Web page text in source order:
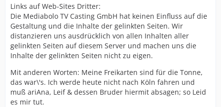
Links auf Web-Sites Dritter:
Die Mediabolo TV Casting GmbH hat keinen Einfluss auf die
Gestaltung und die Inhalte der gelinkten Seiten. Wir
distanzieren uns ausdrücklich von allen Inhalten aller
gelinkten Seiten auf diesem Server und machen uns die
Inhalte der gelinkten Seiten nicht zu eigen.
Mit anderen Worten: Meine Freikarten sind für die Tonne,
das war\'s. Ich werde heute nicht nach Köln fahren und
muß ariAna, Leif & dessen Bruder hiermit absagen; so Leid
es mir tut.